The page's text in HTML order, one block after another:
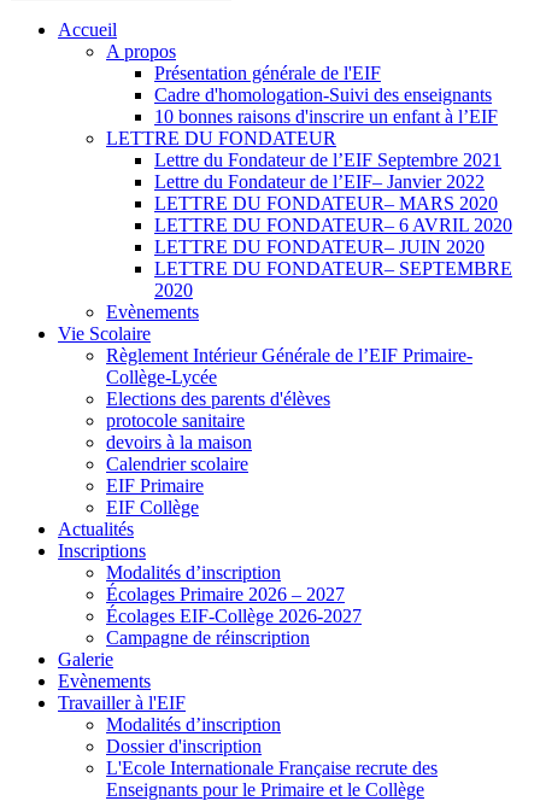
Accueil
A propos
Présentation générale de l'EIF
Cadre d'homologation-Suivi des enseignants
10 bonnes raisons d'inscrire un enfant à l’EIF
LETTRE DU FONDATEUR
Lettre du Fondateur de l’EIF Septembre 2021
Lettre du Fondateur de l’EIF– Janvier 2022
LETTRE DU FONDATEUR– MARS 2020
LETTRE DU FONDATEUR– 6 AVRIL 2020
LETTRE DU FONDATEUR– JUIN 2020
LETTRE DU FONDATEUR– SEPTEMBRE
2020
Evènements
Vie Scolaire
Règlement Intérieur Générale de l’EIF Primaire-
Collège-Lycée
Elections des parents d'élèves
protocole sanitaire
devoirs à la maison
Calendrier scolaire
EIF Primaire
EIF Collège
Actualités
Inscriptions
Modalités d’inscription
Écolages Primaire 2026 – 2027
Écolages EIF-Collège 2026-2027
Campagne de réinscription
Galerie
Evènements
Travailler à l'EIF
Modalités d’inscription
Dossier d'inscription
L'Ecole Internationale Française recrute des
Enseignants pour le Primaire et le Collège